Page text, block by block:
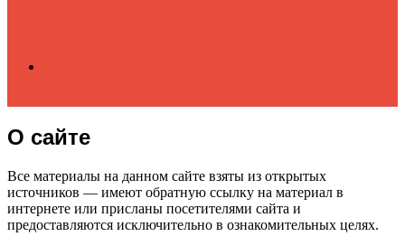
for
О сайте
Все материалы на данном сайте взяты из открытых
источников — имеют обратную ссылку на материал в
интернете или присланы посетителями сайта и
предоставляются исключительно в ознакомительных целях.